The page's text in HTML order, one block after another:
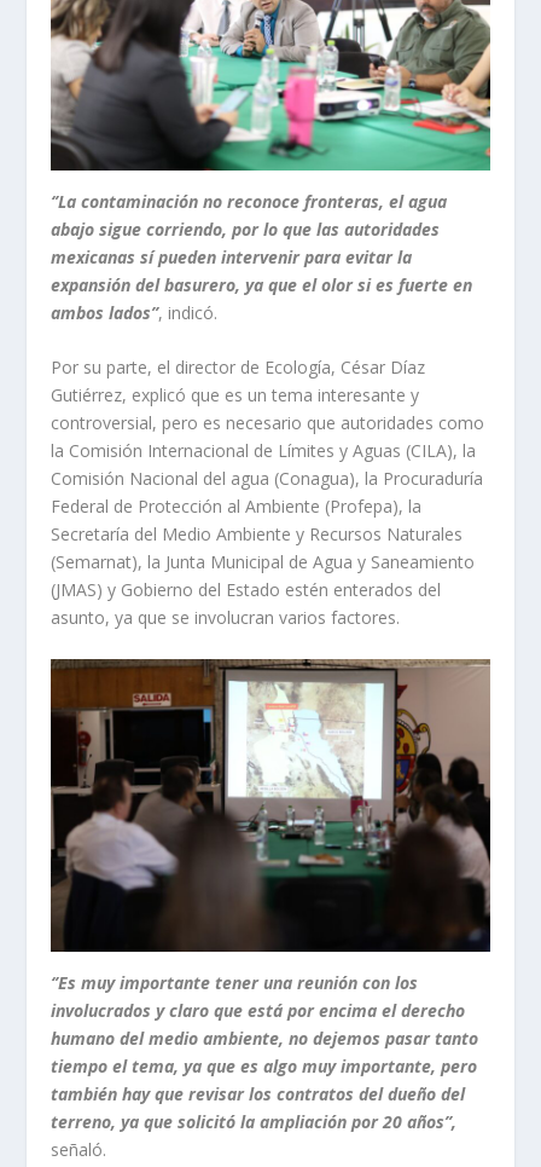
‘’La contaminación no reconoce fronteras, el agua
abajo sigue corriendo, por lo que las autoridades
mexicanas sí pueden intervenir para evitar la
expansión del basurero, ya que el olor si es fuerte en
ambos lados’’, indicó.
Por su parte, el director de Ecología, César Díaz
Gutiérrez, explicó que es un tema interesante y
controversial, pero es necesario que autoridades como
la Comisión Internacional de Límites y Aguas (CILA), la
Comisión Nacional del agua (Conagua), la Procuraduría
Federal de Protección al Ambiente (Profepa), la
Secretaría del Medio Ambiente y Recursos Naturales
(Semarnat), la Junta Municipal de Agua y Saneamiento
(JMAS) y Gobierno del Estado estén enterados del
asunto, ya que se involucran varios factores.
‘’Es muy importante tener una reunión con los
involucrados y claro que está por encima el derecho
humano del medio ambiente, no dejemos pasar tanto
tiempo el tema, ya que es algo muy importante, pero
también hay que revisar los contratos del dueño del
terreno, ya que solicitó la ampliación por 20 años’’,
señaló.